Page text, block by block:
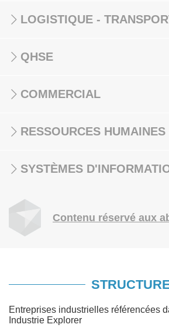
LOGISTIQUE -
QHSE
COMMERCIAL
RESSOURCES
SYSTÈMES
Contenu réservé aux
Entreprises industrielles référencées
Industrie Explorer